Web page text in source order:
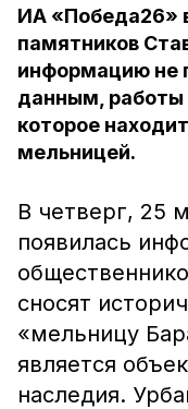
ИА «Победа26»
памятников
информацию не
данным, работы
которое
мельницей.
В четверг, 25
появилась
сносят
«мельницу
является
наследия.